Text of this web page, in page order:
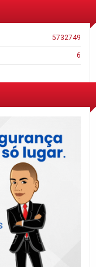
5732749
6